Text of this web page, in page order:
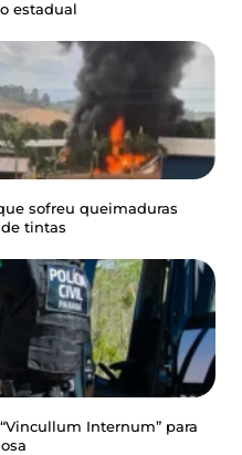
estadual
sofreu queimaduras
tintas
Internum” para